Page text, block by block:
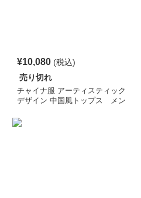
¥10,080 (税込)
売り切れ
チャイナ服 アーティスティック
デザイン 中国風トップス メン